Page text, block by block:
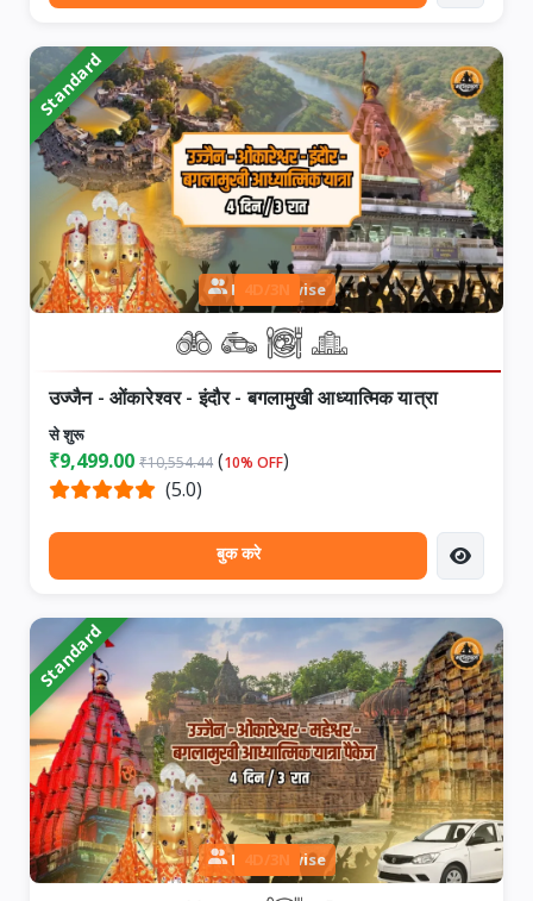
Standard
Person wise
4D/3N
उज्जैन - ओंकारेश्वर - इंदौर - बगलामुखी आध्यात्मिक यात्रा
से शुरू
₹9,499.00 ₹10,554.44 (10% OFF)
(5.0)
बुक करे
Standard
Person wise
4D/3N